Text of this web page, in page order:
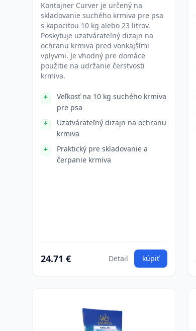
Kontajner Curver je určený na
skladovanie suchého krmiva pre psa
s kapacitou 10 kg alebo 23 litrov.
Poskytuje uzatvárateľný dizajn na
ochranu krmiva pred vonkajšími
vplyvmi. Je vhodný pre domáce
použitie na udržanie čerstvosti
krmiva.
Veľkosť na 10 kg suchého krmiva
pre psa
Uzatvárateľný dizajn na ochranu
krmiva
Praktický pre skladovanie a
čerpanie krmiva
24.71 € Detail kúpiť